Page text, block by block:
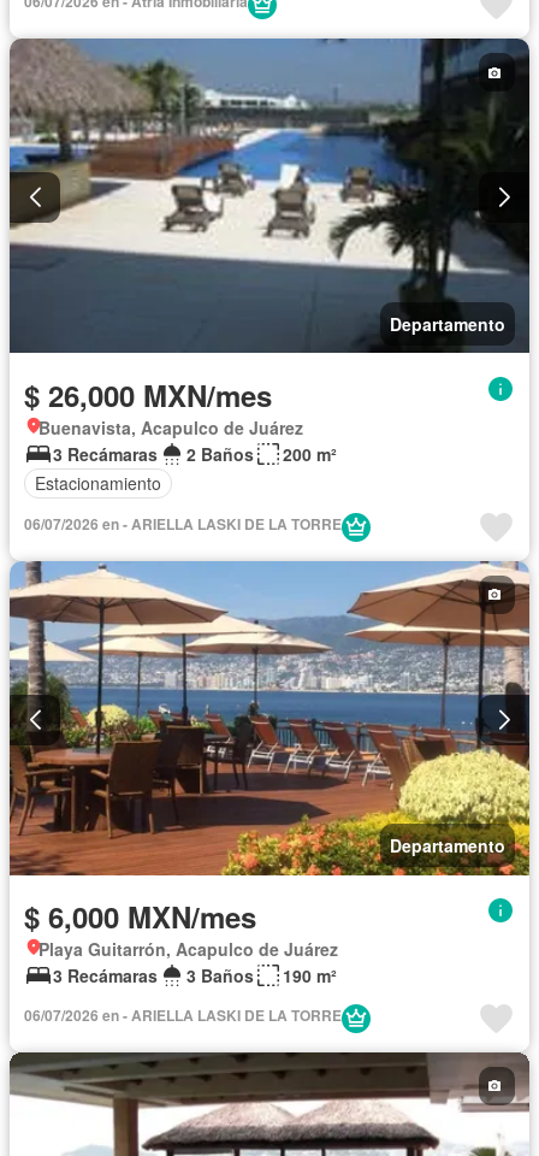
Departamento
$ 26,000 MXN/mes
Buenavista, Acapulco de Juárez
3 Recámaras
2 Baños
200 m²
Estacionamiento
06/07/2026 en - ARIELLA LASKI DE LA TORRE
Departamento
$ 6,000 MXN/mes
Playa Guitarrón, Acapulco de Juárez
3 Recámaras
3 Baños 190 m²
06/07/2026 en - ARIELLA LASKI DE LA TORRE